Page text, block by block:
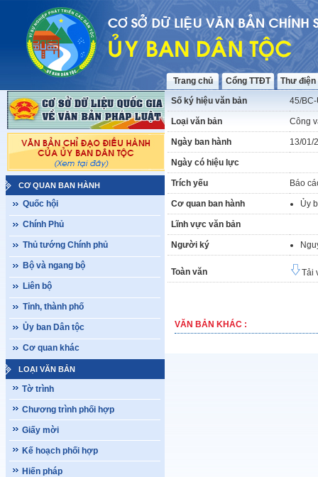
Trang chủ Cổng TTĐT Thư
CƠ QUAN BAN HÀNH
Quốc hội
Chính Phủ
Thủ tướng Chính phủ
Bộ và ngang bộ
Liên bộ
Tỉnh, thành phố
Ủy ban Dân tộc
Cơ quan khác
LOẠI VĂN BẢN
Tờ trình
Chương trình phối hợp
Giấy mời
Kế hoạch phối hợp
Hiến pháp
Số ký hiệu văn bản 45/
Loại văn bản Công
Ngày ban hành 13/01/
Ngày có hiệu lực
Trích yếu Báo
Cơ quan ban hành Ủy
Lĩnh vực văn bản
Người ký
Toàn văn Tải
VĂN BẢN KHÁC :